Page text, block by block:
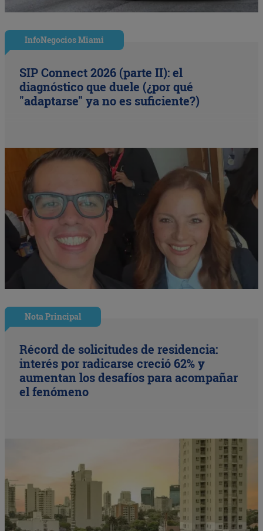
InfoNegocios Miami
SIP Connect 2026 (parte II): el
diagnóstico que duele (¿por qué
"adaptarse" ya no es suficiente?)
Nota Principal
Récord de solicitudes de residencia:
interés por radicarse creció 62% y
aumentan los desafíos para acompañar
el fenómeno